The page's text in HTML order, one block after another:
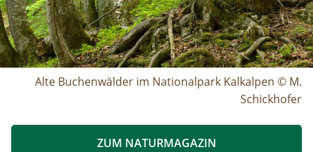
Alte Buchenwälder im Nationalpark Kalkalpen © M.
Schickhofer
ZUM NATURMAGAZIN